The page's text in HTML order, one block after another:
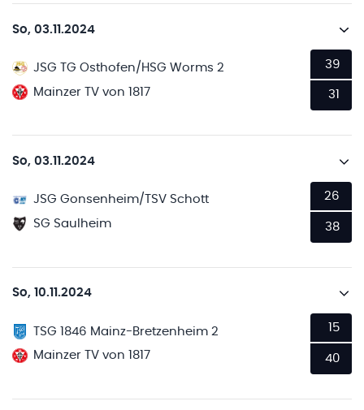
So, 03.11.2024
JSG TG Osthofen/HSG Worms 2
Mainzer TV von 1817
39
31
So, 03.11.2024
JSG Gonsenheim/TSV Schott
SG Saulheim
26
38
So, 10.11.2024
TSG 1846 Mainz-Bretzenheim 2
Mainzer TV von 1817
15
40